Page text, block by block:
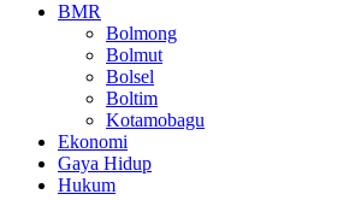
BMR
Bolmong
Bolmut
Bolsel
Boltim
Kotamobagu
Ekonomi
Gaya Hidup
Hukum